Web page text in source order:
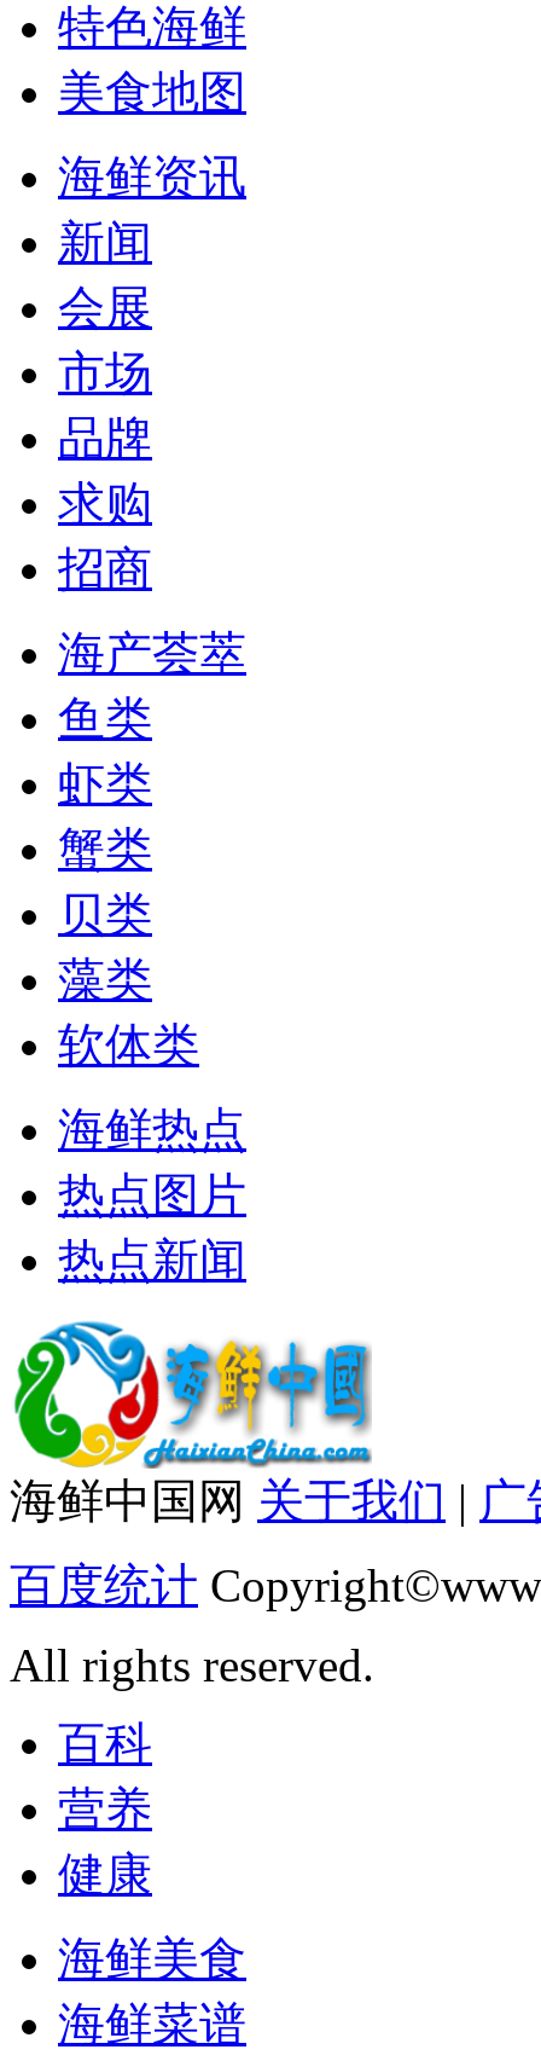
特色海鲜
美食地图
海鲜资讯
新闻
会展
市场
品牌
求购
招商
海产荟萃
鱼类
虾类
蟹类
贝类
藻类
软体类
海鲜热点
热点图片
热点新闻
海鲜中国网 关于我们 | 广
百度统计
All rights reserved.
百科
营养
健康
海鲜美食
海鲜菜谱